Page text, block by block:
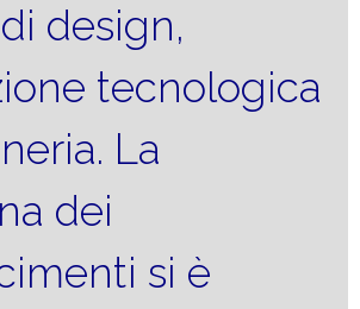
design,
tecnologica
La
dei
si è